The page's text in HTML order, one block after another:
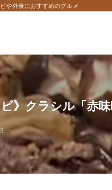
や外食におすすめのグルメ
》クラシル「赤